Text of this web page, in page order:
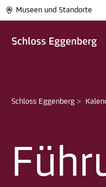
Museen und Standorte
Schloss Eggenberg >